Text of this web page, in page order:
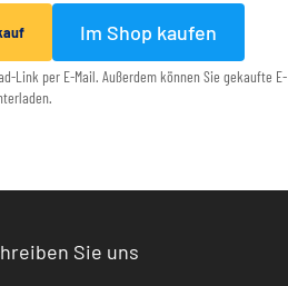
Im Shop kaufen
Link per E-Mail. Außerdem können Sie gekaufte E-
Sie uns